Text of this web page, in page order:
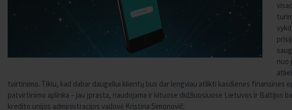
nuo
tvirtinimo. Tikiu, kad dabar daugeliui klientų bus dar lengviau atlikti kasdienes finansines
patvirtinimo aplinka – jau įprasta, naudojama ir kituose didžiuosiuose Lietuvos ir Baltijos
kredito unijos administracijos vadovė Kristina Simonovič.